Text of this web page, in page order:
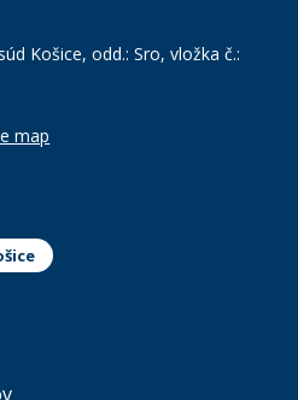
Košice, odd.: Sro, vložka č.:
map